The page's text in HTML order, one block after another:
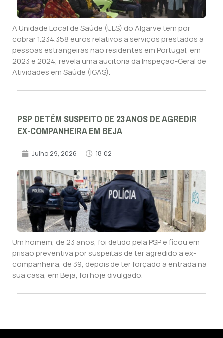
A Unidade Local de Saúde (ULS) do Algarve tem por
cobrar 1.234.358 euros relativos a serviços prestados a
pessoas estrangeiras não residentes em Portugal, em
2023 e 2024, revela uma auditoria da Inspeção-Geral de
Atividades em Saúde (IGAS).
PSP DETÉM SUSPEITO DE 23 ANOS DE AGREDIR
EX-COMPANHEIRA EM BEJA
Julho 29, 2026 18:02
Um homem, de 23 anos, foi detido pela PSP e ficou em
prisão preventiva por suspeitas de ter agredido a ex-
companheira, de 39, depois de ter forçado a entrada na
sua casa, em Beja, foi hoje divulgado.